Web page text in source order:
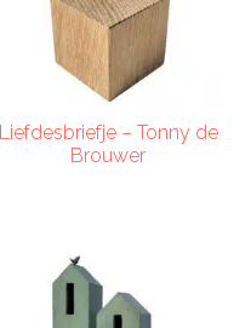
Liefdesbriefje – Tonny de
Brouwer